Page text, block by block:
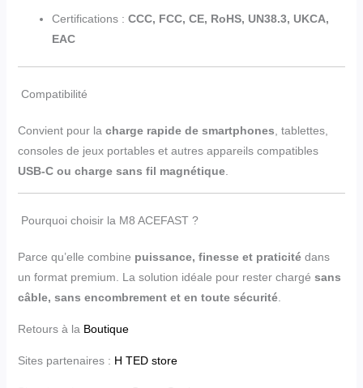
Certifications : CCC, FCC, CE, RoHS, UN38.3, UKCA,
EAC
Compatibilité
Convient pour la charge rapide de smartphones, tablettes,
consoles de jeux portables et autres appareils compatibles
USB-C ou charge sans fil magnétique.
Pourquoi choisir la M8 ACEFAST ?
Parce qu’elle combine puissance, finesse et praticitédans
un format premium. La solution idéale pour rester chargé sans
câble, sans encombrement et en toute sécurité.
Retours à la Boutique
Sites partenaires : H TED store